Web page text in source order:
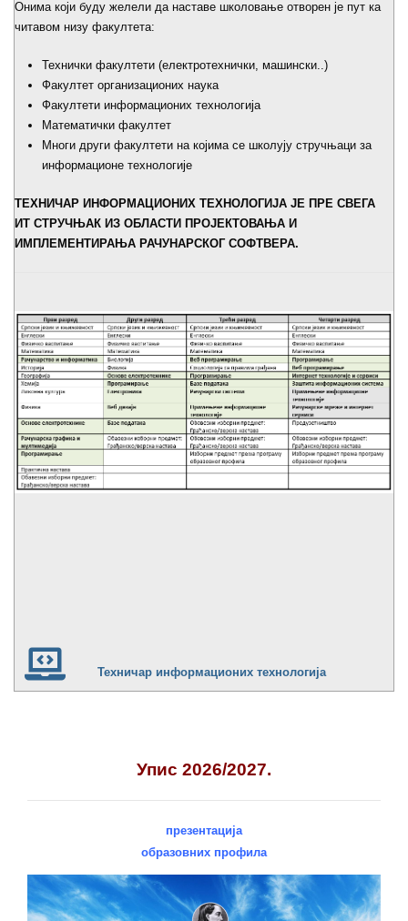
Онима који буду желели да наставе школовање отворен је пут ка
читавом низу факултета:
Технички факултети (електротехнички, машински..)
Факултет организационих наука
Факултети информационих технологија
Математички факултет
Многи други факултети на којима се школују стручњаци за
информационе технологије
ТЕХНИЧАР ИНФОРМАЦИОНИХ ТЕХНОЛОГИЈА ЈЕ ПРЕ СВЕГА
ИТ СТРУЧЊАК ИЗ ОБЛАСТИ ПРОЈЕКТОВАЊА И
ИМПЛЕМЕНТИРАЊА РАЧУНАРСКОГ СОФТВЕРА.
Техничар информационих технологија
Упис 2026/2027.
презентација
образовних профила